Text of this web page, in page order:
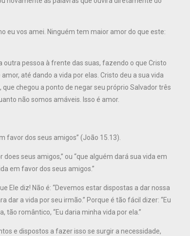
eu vos amei. Ninguém tem maior amor do que este:
pessoa à frente das suas, fazendo o que Cristo
até dando a vida por elas. Cristo deu a sua vida
chegou a ponto de negar seu próprio Salvador três
não somos amáveis. Isso é amor.
favor dos seus amigos” (João 15.13).
seus amigos,” ou “que alguém dará sua vida em
em favor dos seus amigos.”
Ele diz! Não é: “Devemos estar dispostas a dar nossa
dar a vida por seu irmão.” Porque é tão fácil dizer: “Eu
tão romântico, “Eu daria minha vida por ela.”
e dispostos a fazer isso se surgir a necessidade,